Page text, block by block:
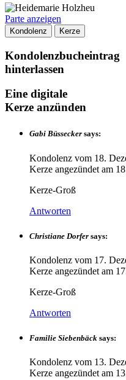
Parte anzeigen
Kondolenz Kerze
Kondolenzbucheintrag
hinterlassen
Eine digitale
Kerze anzünden
Gabi Büssecker says:
Kondolenz vom 18.
Kerze angezündet am
Kerze-Groß
Antworten
Christiane Dorfer says:
Kondolenz vom 17.
Kerze angezündet am
Kerze-Groß
Antworten
Familie Siebenbäck says:
Kondolenz vom 13.
Kerze angezündet am